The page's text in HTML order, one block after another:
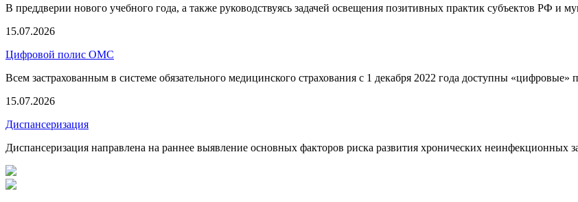
В преддверии нового учебного года, а также руководствуясь задачей освещения позитивных практик субъектов РФ и
15.07.2026
Цифровой полис ОМС
Всем застрахованным в системе обязательного медицинского страхования с 1 декабря 2022 года доступны
15.07.2026
Диспансеризация
Диспансеризация направлена на раннее выявление основных факторов риска развития хронических неинфекционных